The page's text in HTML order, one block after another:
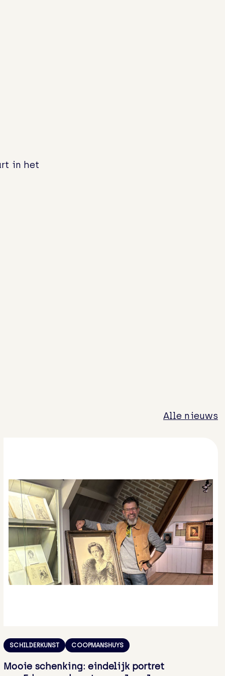
in het
Alle nieuws
SCHILDERKUNST COOPMANSHUYS
Mooie schenking: eindelijk portret